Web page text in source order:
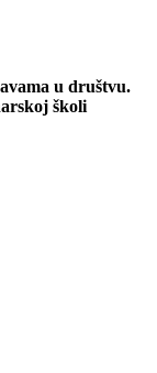
u društvu.
školi